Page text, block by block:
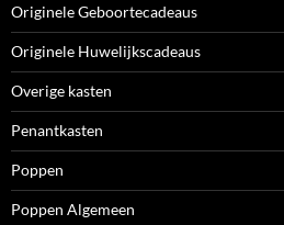
Originele Geboortecadeaus
Originele Huwelijkscadeaus
Overige kasten
Penantkasten
Poppen
Poppen Algemeen